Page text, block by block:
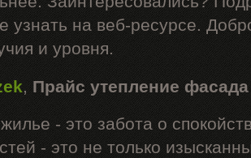
узнать на веб-ресурсе.
и уровня.
,Прайс утепление фасада
- это забота о
- это не только